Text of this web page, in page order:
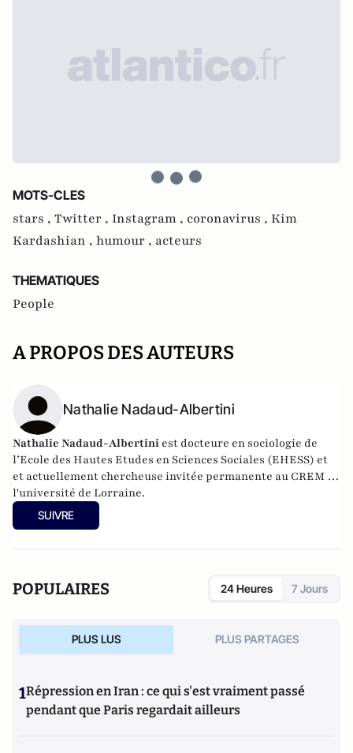
MOTS-CLES
stars , Twitter , Instagram , coronavirus , Kim
Kardashian , humour , acteurs
THEMATIQUES
People
A PROPOS DES AUTEURS
Nathalie Nadaud-Albertini
Nathalie Nadaud-Albertini est docteure en sociologie de
l’Ecole des Hautes Etudes en Sciences Sociales (EHESS) et
et actuellement chercheuse invitée permanente au CREM de
l'université de Lorraine.
SUIVRE
POPULAIRES 24 Heures 7 Jours
PLUS LUS PLUS PARTAGES
1Répression en Iran : ce qui s'est vraiment passé
pendant que Paris regardait ailleurs